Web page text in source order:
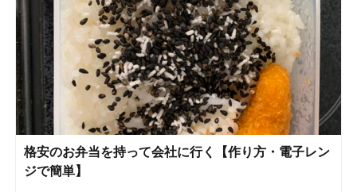
格安のお弁当を持って会社に行く【作り方・電子レン
ジで簡単】